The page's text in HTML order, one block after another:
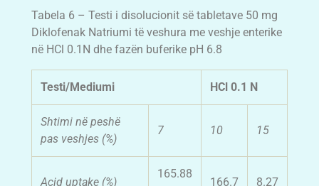
Tabela 6 – Testi i disolucionit së tabletave 50 mg
Diklofenak Natriumi të veshura me veshje enterike
në HCl 0.1N dhe fazën buferike pH 6.8
Testi/Mediumi HCl 0.1 N
Shtimi në peshë
pas veshjes (%)
7 10 15
Acid uptake (%)
165.88
166.7 8.27